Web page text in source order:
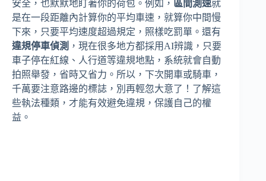
安全，也默默地盯著你的荷包。例如， 區間測速就
是在一段距離內計算你的平均車速，就算你中間慢
下來，只要平均速度超過規定，照樣吃罰單。還有
違規停車偵測 ，現在很多地方都採用AI辨識，只要
車子停在紅線、人行道等違規地點，系統就會自動
拍照舉發，省時又省力。所以，下次開車或騎車，
千萬要注意路邊的標誌，別再輕忽大意了！了解這
些執法種類，才能有效避免違規，保護自己的權
益。